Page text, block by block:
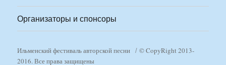
Организаторы и спонсоры
Ильменский фестиваль авторской песни
© CopyRight 2013-
2016. Все права защищены